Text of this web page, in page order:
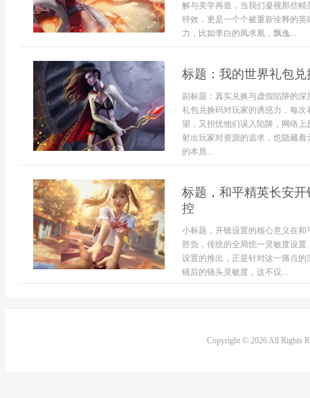
解与美学再造，当我们凝视那些
特效，更是一个个被重新诠释的
力，比如李白的凤求凰，飘逸...
标题：我的世界礼包
副标题：真实兑换与虚假陷阱的
礼包兑换码对玩家的诱惑力，每
望，又担忧他们误入陷阱，网络
射出玩家对资源的追求，也隐藏
的本质...
标题，和平精英长安
控
小标题，开镜设置的核心意义在
胜负，传统的全局统一灵敏度设
设置的推出，正是针对这一痛点
镜后的镜头灵敏度，这不仅...
Copyright © 2026 All Rights